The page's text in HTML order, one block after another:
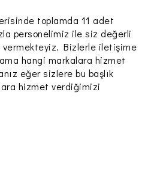
toplamda 11 adet
personelimiz ile siz değerli
Bizlerle iletişime
hangi markalara hizmet
eğer sizlere bu başlık
hizmet verdiğimizi